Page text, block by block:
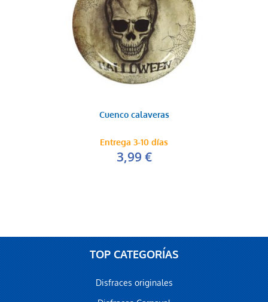
Cuenco calaveras
Entrega 3-10 días
3,99 €
TOP CATEGORÍAS
Disfraces originales